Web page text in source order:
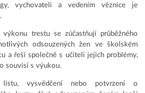
vychovateli a vedením věznice je
výkonu trestu se zúčastňují průběžného
odsouzených žen ve školském
a řeší společně s učiteli jejich problémy,
souvisí s výukou.
listu, vysvědčení nebo potvrzení o